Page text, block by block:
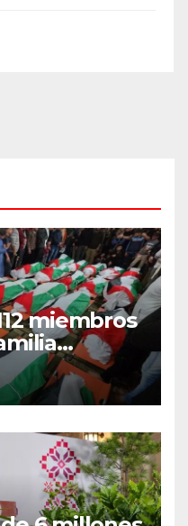
miembros
el